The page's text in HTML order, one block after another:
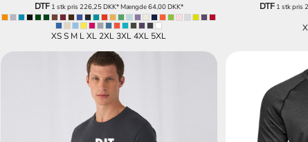
DTF1 stk pris 226,25DKK*Mængde64,00DKK*
XS S M L XL 2XL 3XL 4XL 5XL
DTF1 stk pris